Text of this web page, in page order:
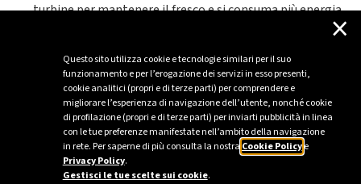
Questo sito utilizza cookie e tecnologie similari per il suo
funzionamento e per l’erogazione dei servizi in esso presenti,
cookie analitici (propri e di terze parti) per comprendere e
migliorare l’esperienza di navigazione dell’utente, nonché cookie
di profilazione (propri e di terze parti) per inviarti pubblicità in linea
con le tue preferenze manifestate nell’ambito della navigazione
in rete. Per saperne di più consulta la nostra Cookie Policye
Privacy Policy.
Gestisci le tue scelte sui cookie.
×
turbine per mantenere il fresco e si consuma più energia.